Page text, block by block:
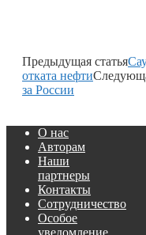
Предыдущая статья
отката нефти
за России
О нас
Авторам
Наши
партнеры
Контакты
Сотрудничество
Особое
уведомление